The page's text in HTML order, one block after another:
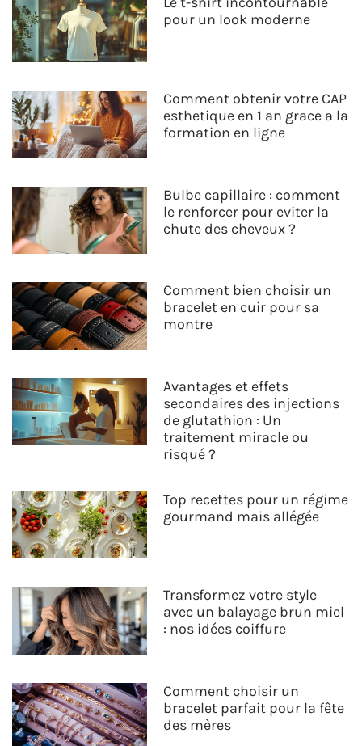
pour un look moderne
Comment obtenir votre CAP
esthetique en 1 an grace a la
formation en ligne
Bulbe capillaire : comment
le renforcer pour eviter la
chute des cheveux ?
Comment bien choisir un
bracelet en cuir pour sa
montre
Avantages et effets
secondaires des injections
de glutathion : Un
traitement miracle ou
risqué ?
Top recettes pour un régime
gourmand mais allégée
Transformez votre style
avec un balayage brun miel
: nos idées coiffure
Comment choisir un
bracelet parfait pour la fête
des mères